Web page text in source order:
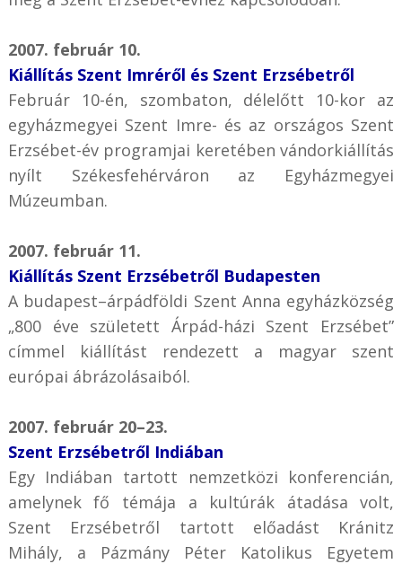
2007. február 10.
Kiállítás Szent Imréről és Szent Erzsébetről
Február 10-én, szombaton, délelőtt 10-kor az
egyházmegyei Szent Imre- és az országos Szent
Erzsébet-év programjai keretében vándorkiállítás
nyílt Székesfehérváron az Egyházmegyei
Múzeumban.
2007. február 11.
Kiállítás Szent Erzsébetről Budapesten
A budapest–árpádföldi Szent Anna egyházközség
„800 éve született Árpád-házi Szent Erzsébet”
címmel kiállítást rendezett a magyar szent
európai ábrázolásaiból.
2007. február 20–23.
Szent Erzsébetről Indiában
Egy Indiában tartott nemzetközi konferencián,
amelynek fő témája a kultúrák átadása volt,
Szent Erzsébetről tartott előadást Kránitz
Mihály, a Pázmány Péter Katolikus Egyetem